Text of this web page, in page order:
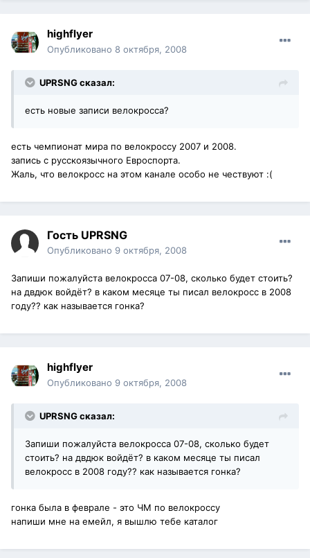
highflyer
Опубликовано 8 октября, 2008
UPRSNG сказал:
есть новые записи велокросса?
есть чемпионат мира по велокроссу 2007 и 2008.
запись с русскоязычного Евроспорта.
Жаль, что велокросс на этом канале особо не чествуют :(
Гость UPRSNG
Опубликовано 9 октября, 2008
Запиши пожалуйста велокросса 07-08, сколько будет стоить?
на двдюк войдёт? в каком месяце ты писал велокросс в 2008
году?? как называется гонка?
highflyer
Опубликовано 9 октября, 2008
UPRSNG сказал:
Запиши пожалуйста велокросса 07-08, сколько будет
стоить? на двдюк войдёт? в каком месяце ты писал
велокросс в 2008 году?? как называется гонка?
гонка была в феврале - это ЧМ по велокроссу
напиши мне на емейл, я вышлю тебе каталог